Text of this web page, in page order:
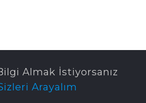
Almak İstiyorsanız
Arayalım